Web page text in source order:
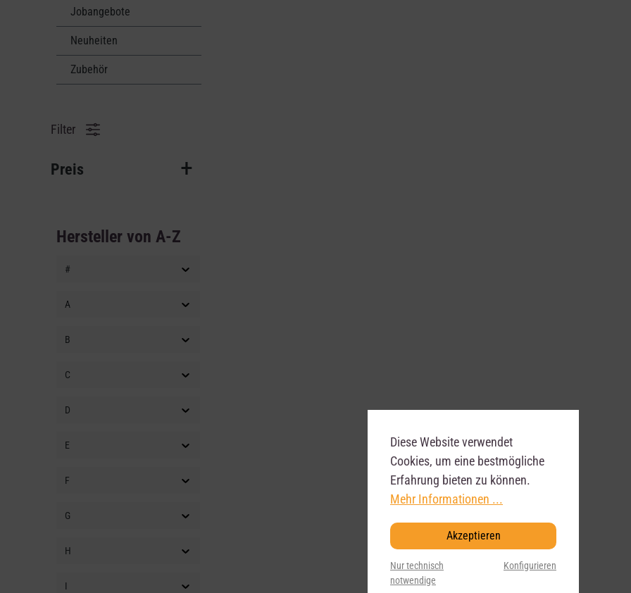
Jobangebote
Neuheiten
Zubehör
Filter
Preis
Hersteller von A-Z
#
A
B
C
D
E
F
G
H
I
Diese Website verwendet
Cookies, um eine bestmögliche
Erfahrung bieten zu können.
Mehr Informationen ...
Akzeptieren
Nur technisch
notwendige
Konfigurieren